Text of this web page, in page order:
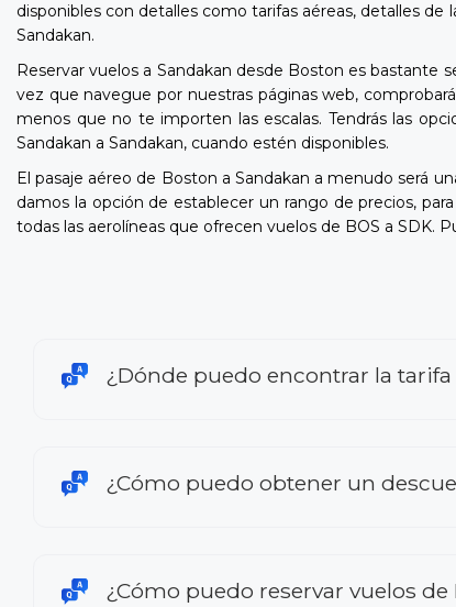
disponibles con detalles como tarifas aéreas, detalles
Sandakan.
Reservar vuelos a Sandakan desde Boston es
vez que navegue por nuestras páginas web,
menos que no te importen las escalas. Tendrás las
Sandakan a Sandakan, cuando estén disponibles.
El pasaje aéreo de Boston a Sandakan a menudo será
damos la opción de establecer un rango de precios,
todas las aerolíneas que ofrecen vuelos de BOS a SDK.
¿Dónde puedo encontrar la
¿Cómo puedo obtener un
¿Cómo puedo reservar vuelos de